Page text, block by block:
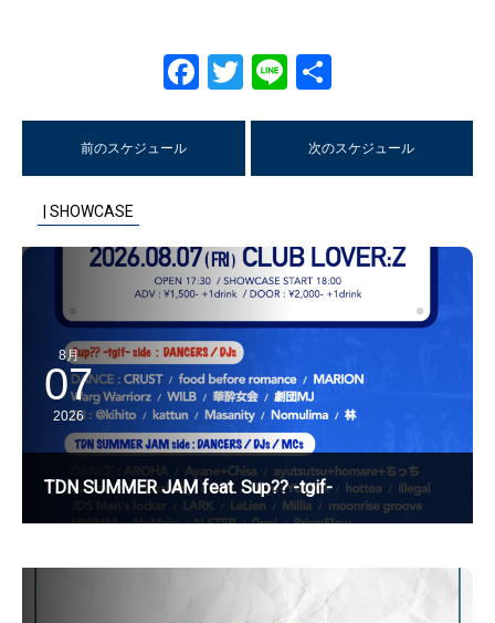
Facebook
Twitter
Line
前のスケジュール 次のスケジュール
| SHOWCASE
TDN SUMMER JAM feat. Sup?? -tgif-
8月
07
2026